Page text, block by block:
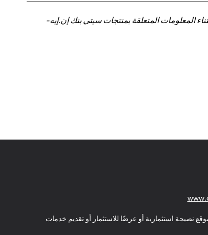
المعلومات المتعلقة بمنتجات سيتي بنك إن.إيه-
(opens in a new tab)
نصيحة استثمارية أو عرضًا للاستثمار أو تقديم خدمات